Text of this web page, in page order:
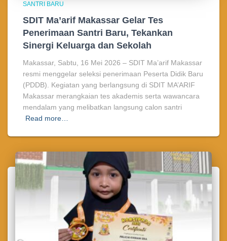
SANTRI BARU
SDIT Ma’arif Makassar Gelar Tes
Penerimaan Santri Baru, Tekankan
Sinergi Keluarga dan Sekolah
Makassar, Sabtu, 16 Mei 2026 – SDIT Ma’arif Makassar
resmi menggelar seleksi penerimaan Peserta Didik Baru
(PDDB). Kegiatan yang berlangsung di SDIT MA’ARIF
Makassar merangkaian tes akademis serta wawancara
mendalam yang melibatkan langsung calon santri
Read more…